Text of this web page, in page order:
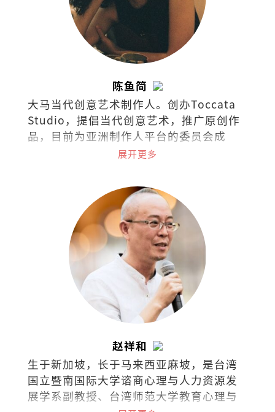
陈鱼简
大马当代创意艺术制作人。创办Toccata
Studio，提倡当代创意艺术，推广原创作
品，目前为亚洲制作人平台的委员会成
员。2019年获澳洲国家艺术委员会挑选为
展开更多
赵祥和
生于新加坡，长于马来西亚麻坡，是台湾
国立暨南国际大学谘商心理与人力资源发
展学系副教授、台湾师范大学教育心理与